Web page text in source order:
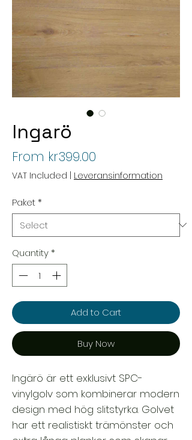
Ingarö
From kr399.00
Price
VAT Included | Leveransinformation
Paket*
Quantity*
Add to Cart
Buy Now
Ingärö är ett exklusivt SPC-
vinylgolv som kombinerar modern
design med hög slitstyrka. Golvet
har ett realistiskt trämönster och